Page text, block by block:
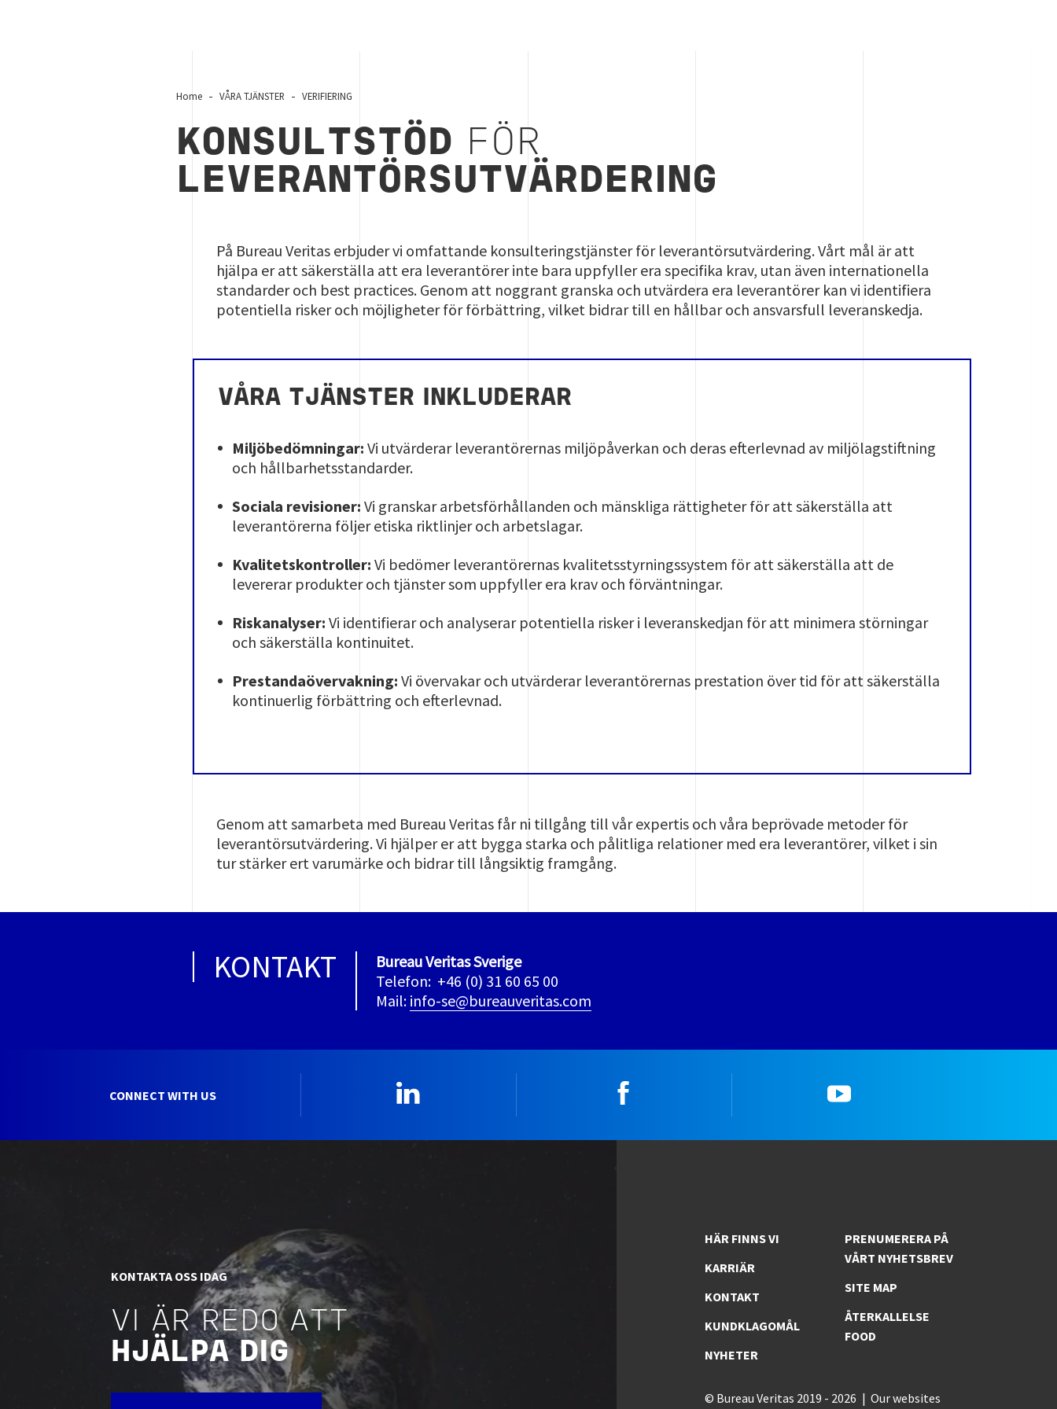
Home VÅRA TJÄNSTER VERIFIERING
KONSULTSTÖD FÖR
LEVERANTÖRSUTVÄRDERING
På Bureau Veritas erbjuder vi omfattande konsulteringstjänster för leverantörsutvärdering. Vårt mål är att
hjälpa er att säkerställa att era leverantörer inte bara uppfyller era specifika krav, utan även internationella
standarder och best practices. Genom att noggrant granska och utvärdera era leverantörer kan vi identifiera
potentiella risker och möjligheter för förbättring, vilket bidrar till en hållbar och ansvarsfull leveranskedja.
VÅRA TJÄNSTER INKLUDERAR
Miljöbedömningar: Vi utvärderar leverantörernas miljöpåverkan och deras efterlevnad av miljölagstiftning
och hållbarhetsstandarder.
Sociala revisioner: Vi granskar arbetsförhållanden och mänskliga rättigheter för att säkerställa att
leverantörerna följer etiska riktlinjer och arbetslagar.
Kvalitetskontroller: Vi bedömer leverantörernas kvalitetsstyrningssystem för att säkerställa att de
levererar produkter och tjänster som uppfyller era krav och förväntningar.
Riskanalyser: Vi identifierar och analyserar potentiella risker i leveranskedjan för att minimera störningar
och säkerställa kontinuitet.
Prestandaövervakning: Vi övervakar och utvärderar leverantörernas prestation över tid för att säkerställa
kontinuerlig förbättring och efterlevnad.
Genom att samarbeta med Bureau Veritas får ni tillgång till vår expertis och våra beprövade metoder för
leverantörsutvärdering. Vi hjälper er att bygga starka och pålitliga relationer med era leverantörer, vilket i sin
tur stärker ert varumärke och bidrar till långsiktig framgång.
KONTAKT
Bureau Veritas Sverige
Telefon: +46 (0) 31 60 65 00
Mail: info-se@bureauveritas.com
CONNECT WITH US
KONTAKTA OSS IDAG
VI ÄR REDO ATT
HJÄLPA DIG
HÄR FINNS VI
KARRIÄR
KONTAKT
KUNDKLAGOMÅL
NYHETER
PRENUMERERA PÅ
VÅRT NYHETSBREV
SITE MAP
ÅTERKALLELSE
FOOD
© Bureau Veritas 2019 - 2026 Our websites